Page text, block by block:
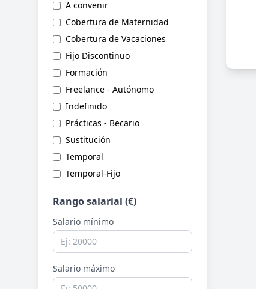
A convenir
Cobertura de Maternidad
Cobertura de Vacaciones
Fijo Discontinuo
Formación
Freelance - Autónomo
Indefinido
Prácticas - Becario
Sustitución
Temporal
Temporal-Fijo
Rango salarial (€)
Salario mínimo
Salario máximo